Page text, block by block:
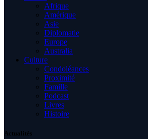
Afrique
Amérique
Asie
Diplomatie
Europe
Australia
Culture
Condoléances
Proximité
Famille
Podcast
Livres
Histoire
Actualités